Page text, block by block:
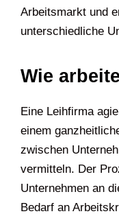
Arbeitsmarkt und
unterschiedliche
Wie
Eine Leihfirma
einem
zwischen
vermitteln. Der
Unternehmen an
Bedarf an